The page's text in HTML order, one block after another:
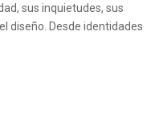
sus inquietudes, sus
diseño. Desde identidades